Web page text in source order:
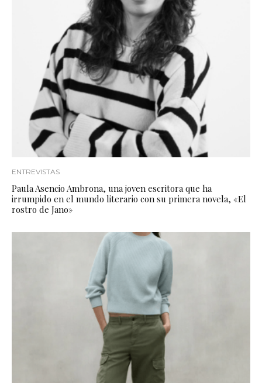
ENTREVISTAS
Paula Asencio Ambrona, una joven escritora que ha
irrumpido en el mundo literario con su primera novela, «El
rostro de Jano»